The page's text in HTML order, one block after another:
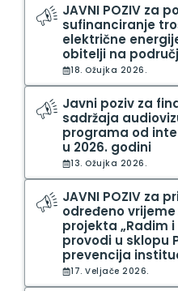
JAVNI POZIV za
sufinanciranje
električne
obitelji na
18. Ožujka 2026.
Javni poziv za
sadržaja
programa od
u 2026. godini
13. Ožujka 2026.
JAVNI POZIV za
određeno
projekta „Radim
provodi u sklopu
prevencija
17. Veljače 2026.